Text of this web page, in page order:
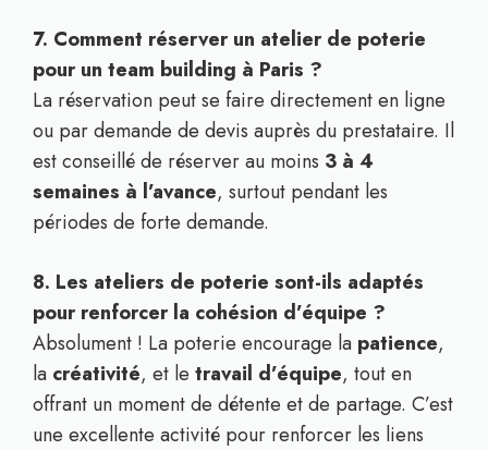
7. Comment réserver un atelier de poterie
pour un team building à Paris ?
La réservation peut se faire directement en ligne
ou par demande de devis auprès du prestataire. Il
est conseillé de réserver au moins 3 à 4
semaines à l’avance, surtout pendant les
périodes de forte demande.
8. Les ateliers de poterie sont-ils adaptés
pour renforcer la cohésion d’équipe ?
Absolument ! La poterie encourage la patience,
la créativité, et le travail d’équipe, tout en
offrant un moment de détente et de partage. C’est
une excellente activité pour renforcer les liens